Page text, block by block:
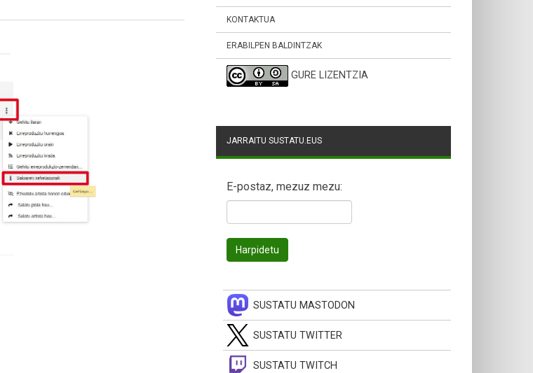
KONTAKTUA
ERABILPEN BALDINTZAK
GURE LIZENTZIA
JARRAITU SUSTATU.EUS
E-postaz, mezuz mezu:
SUSTATU MASTODON
SUSTATU TWITTER
SUSTATU TWITCH